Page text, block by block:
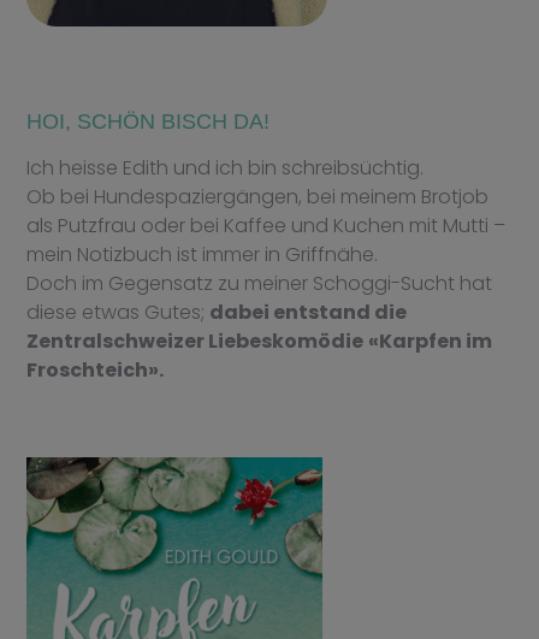
HOI, SCHÖN BISCH DA!
Ich heisse Edith und ich bin schreibsüchtig.
Ob bei Hundespaziergängen, bei meinem Brotjob
als Putzfrau oder bei Kaffee und Kuchen mit Mutti –
mein Notizbuch ist immer in Griffnähe.
Doch im Gegensatz zu meiner Schoggi-Sucht hat
diese etwas Gutes; dabei entstand die
Zentralschweizer Liebeskomödie «Karpfen im
Froschteich».